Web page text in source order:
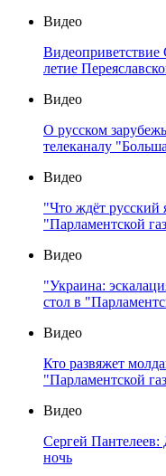
Видео
Видеоприветствие
летие
Видео
О русском
телеканалу
Видео
"Что ждёт русский
"Парламентской
Видео
"Украина:
стол в
Видео
Кто развяжет
"Парламентской
Видео
Сергей
ночь